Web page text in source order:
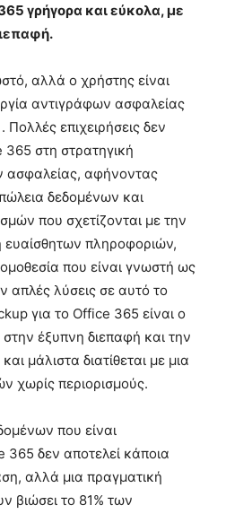
γρήγορα και εύκολα, με
αλλά ο χρήστης είναι
αντιγράφων ασφαλείας
επιχειρήσεις δεν
στη στρατηγική
ασφαλείας, αφήνοντας
δεδομένων και
που σχετίζονται με την
ευαίσθητων πληροφοριών,
που είναι γνωστή ως
απλές λύσεις σε αυτό το
για το Office 365 είναι ο
έξυπνη διεπαφή και την
μάλιστα διατίθεται με μια
χωρίς περιορισμούς.
που είναι
δεν αποτελεί κάποια
αλλά μια πραγματική
βιώσει το 81% των